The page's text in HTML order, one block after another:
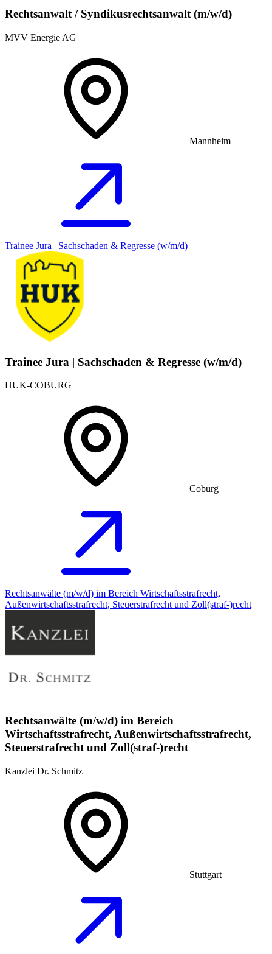
Rechtsanwalt / Syndikusrechtsanwalt (m/w/d)
MVV Energie AG
Mannheim
Trainee Jura | Sachschaden & Regresse (w/m/d)
Trainee Jura | Sachschaden & Regresse (w/m/d)
HUK-COBURG
Coburg
Rechtsanwälte (m/w/d) im Bereich Wirtschaftsstrafrecht,
Außenwirtschaftsstrafrecht, Steuerstrafrecht und Zoll(straf-)recht
Rechtsanwälte (m/w/d) im Bereich
Wirtschaftsstrafrecht, Außenwirtschaftsstrafrecht,
Steuerstrafrecht und Zoll(straf-)recht
Kanzlei Dr. Schmitz
Stuttgart